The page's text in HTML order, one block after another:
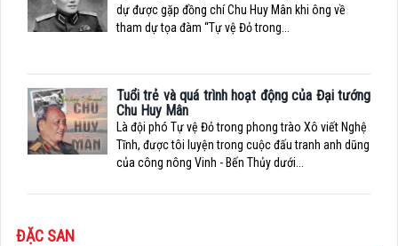
dự được gặp đồng chí Chu Huy Mân khi ông về
tham dự tọa đàm “Tự vệ Đỏ trong...
Tuổi trẻ và quá trình hoạt động của Đại tướng
Chu Huy Mân
Là đội phó Tự vệ Đỏ trong phong trào Xô viết Nghệ
Tĩnh, được tôi luyện trong cuộc đấu tranh anh dũng
của công nông Vinh - Bến Thủy dưới...
ĐẶC SAN